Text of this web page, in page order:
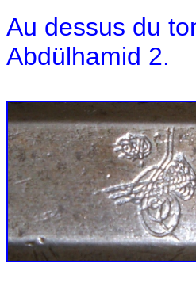
Au dessus du
Abdülhamid 2.